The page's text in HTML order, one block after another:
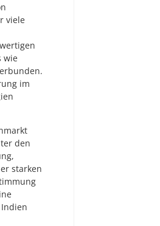
viele
wie
im
den
starken